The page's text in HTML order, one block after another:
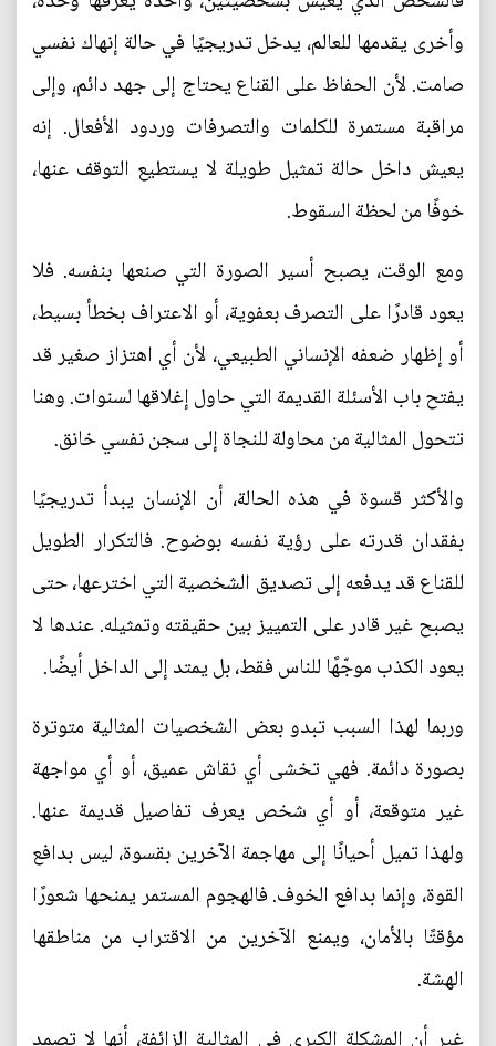
وأخرى يقدمها للعالم، يدخل تدريجيًا في حالة إنهاك نفسي
صامت. لأن الحفاظ على القناع يحتاج إلى جهد دائم، وإلى
مراقبة مستمرة للكلمات والتصرفات وردود الأفعال. إنه
يعيش داخل حالة تمثيل طويلة لا يستطيع التوقف عنها،
خوفًا من لحظة السقوط.
ومع الوقت، يصبح أسير الصورة التي صنعها بنفسه. فلا
يعود قادرًا على التصرف بعفوية، أو الاعتراف بخطأ بسيط،
أو إظهار ضعفه الإنساني الطبيعي، لأن أي اهتزاز صغير قد
يفتح باب الأسئلة القديمة التي حاول إغلاقها لسنوات. وهنا
تتحول المثالية من محاولة للنجاة إلى سجن نفسي خانق.
والأكثر قسوة في هذه الحالة، أن الإنسان يبدأ تدريجيًا
بفقدان قدرته على رؤية نفسه بوضوح. فالتكرار الطويل
للقناع قد يدفعه إلى تصديق الشخصية التي اخترعها، حتى
يصبح غير قادر على التمييز بين حقيقته وتمثيله. عندها لا
يعود الكذب موجّهًا للناس فقط، بل يمتد إلى الداخل أيضًا.
وربما لهذا السبب تبدو بعض الشخصيات المثالية متوترة
بصورة دائمة. فهي تخشى أي نقاش عميق، أو أي مواجهة
غير متوقعة، أو أي شخص يعرف تفاصيل قديمة عنها.
ولهذا تميل أحيانًا إلى مهاجمة الآخرين بقسوة، ليس بدافع
القوة، وإنما بدافع الخوف. فالهجوم المستمر يمنحها شعورًا
مؤقتًا بالأمان، ويمنع الآخرين من الاقتراب من مناطقها
الهشة.